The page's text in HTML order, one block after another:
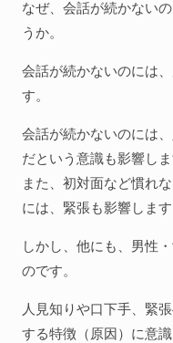
なぜ、会話が続かない
うか。
会話が続かないのには
す。
会話が続かないのには
だという意識も影響しま
また、初対面など慣れ
には、緊張も影響します
しかし、他にも、男性
のです。
人見知りや口下手、緊
する特徴（原因）に意